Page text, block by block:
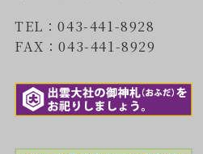
TEL：043-441-8928
FAX：043-441-8929